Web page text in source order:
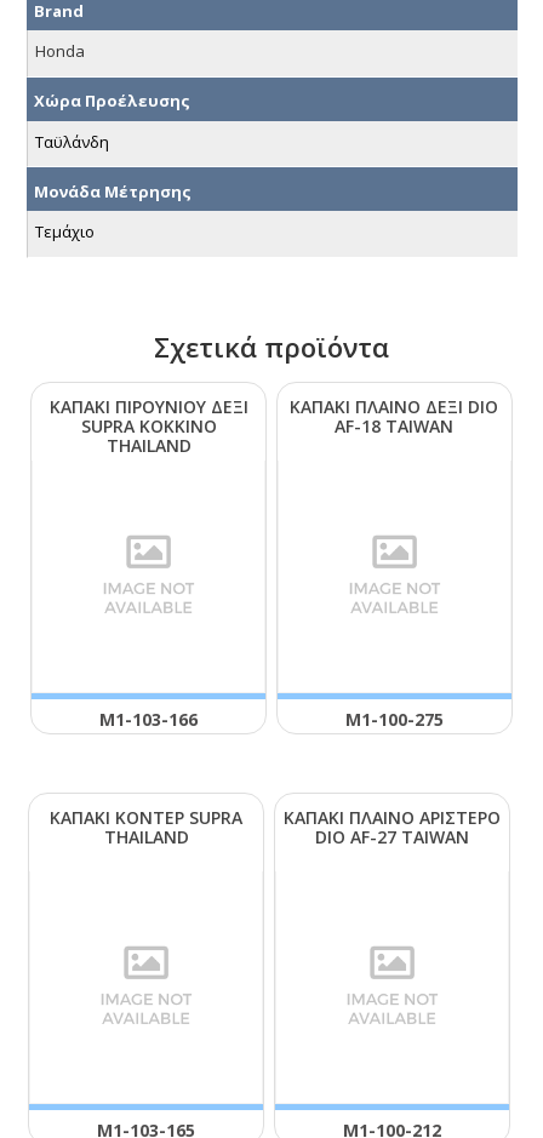
Brand
Honda
Χώρα Προέλευσης
Ταϋλάνδη
Μονάδα Μέτρησης
Τεμάχιο
Σχετικά προϊόντα
ΚΑΠΑΚΙ ΠΙΡΟΥΝΙΟΥ ΔΕΞΙ
SUΡRΑ ΚΟΚΚΙΝΟ
ΤΗΑΙLΑΝD
Μ1-103-166
ΚΑΠΑΚΙ ΠΛΑΙΝΟ ΔΕΞΙ DΙΟ
ΑF-18 ΤΑΙWΑΝ
Μ1-100-275
ΚΑΠΑΚΙ ΚΟΝΤΕΡ SUΡRΑ
ΤΗΑΙLΑΝD
Μ1-103-165
ΚΑΠΑΚΙ ΠΛΑΙΝΟ ΑΡΙΣΤΕΡΟ
DΙΟ ΑF-27 ΤΑΙWΑΝ
Μ1-100-212